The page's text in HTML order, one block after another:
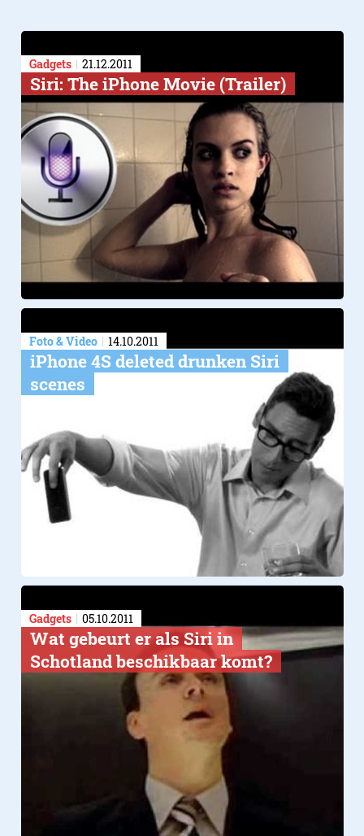
Gadgets 21.12.2011
Siri: The iPhone Movie (Trailer)
Foto & Video 14.10.2011
iPhone 4S deleted drunken Siri
scenes
Gadgets 05.10.2011
Wat gebeurt er als Siri in
Schotland beschikbaar komt?